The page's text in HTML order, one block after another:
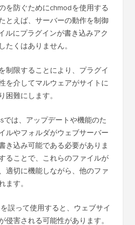
を防ぐためにchmodを使用する
とえば、サーバーの動作を制御
ルにプラグインが書き込みアク
たくはありません。
制限することにより、プラグイ
を介してマルウェアがサイトに
困難にします。
では、アップデートや機能のた
ルやフォルダがウェブサーバー
き込み可能である必要がありま
ることで、これらのファイルが
適切に機能しながら、他のファ
ます。
誤って使用すると、ウェブサイ
侵害される可能性があります。